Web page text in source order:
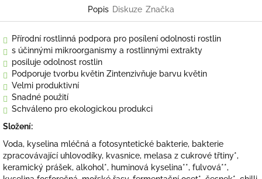
Popis Diskuze Značka
Přírodní rostlinná podpora pro posílení odolnosti rostlin
s účinnými mikroorganismy a rostlinnými extrakty
posiluje odolnost rostlin
Podporuje tvorbu květin Zintenzivňuje barvu květin
Velmi produktivní
Snadné použití
Schváleno pro ekologickou produkci
Složení:
Voda, kyselina mléčná a fotosyntetické bakterie, bakterie
zpracovávající uhlovodíky, kvasnice, melasa z cukrové třtiny*,
keramický prášek, alkohol*, huminová kyselina**, fulvová**,